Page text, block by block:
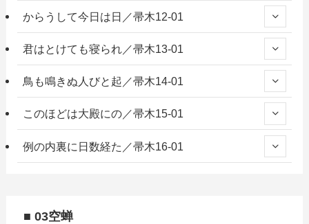
からうして今日は日／帚木12-01
君はとけても寝られ／帚木13-01
鳥も鳴きぬ人びと起／帚木14-01
このほどは大殿にの／帚木15-01
例の内裏に日数経た／帚木16-01
■ 03空蝉